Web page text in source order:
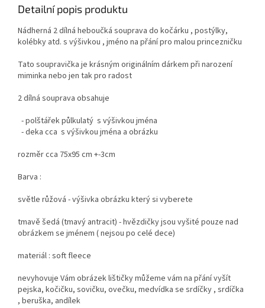
Detailní popis produktu
Nádherná 2 dílná heboučká souprava do kočárku , postýlky,
kolébky atd. s výšivkou , jméno na přání pro malou princezničku
Tato soupravička je krásným originálním dárkem při narození
miminka nebo jen tak pro radost
2 dílná souprava obsahuje
- polštářek půlkulatý s výšivkou jména
- deka cca s výšivkou jména a obrázku
rozměr cca 75x95 cm +-3cm
Barva :
světle růžová - výšivka obrázku který si vyberete
tmavě šedá (tmavý antracit) - hvězdičky jsou vyšité pouze nad
obrázkem se jménem ( nejsou po celé dece)
materiál : soft fleece
nevyhovuje Vám obrázek lištičky můžeme vám na přání vyšít
pejska, kočičku, sovičku, ovečku, medvídka se srdíčky , srdíčka
, beruška, andílek